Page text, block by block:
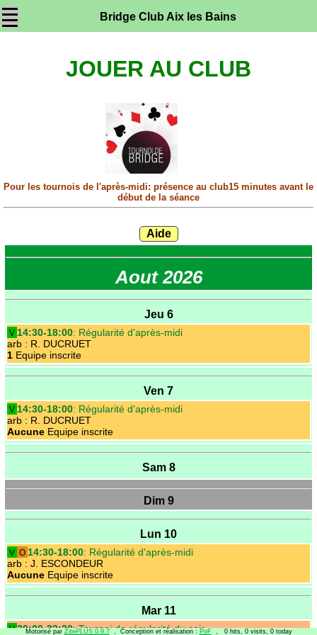
Bridge Club Aix les Bains
JOUER AU CLUB
Pour les tournois de l'après-midi: présence au club15 minutes avant le
début de la séance
Aout 2026
Jeu 6
V 14:30-18:00: Régularité d'après-midi
arb : R. DUCRUET
1 Equipe inscrite
Ven 7
V 14:30-18:00: Régularité d'après-midi
arb : R. DUCRUET
Aucune Equipe inscrite
Sam 8
Dim 9
Lun 10
V O 14:30-18:00: Régularité d'après-midi
arb : J. ESCONDEUR
Aucune Equipe inscrite
Mar 11
V20:00-23:30: Tournoi de régularité du soir
Motorisé par ZitePLUS 0.9.7, Conception et réalisation : PoF , 0 hits, 0 visits, 0 today